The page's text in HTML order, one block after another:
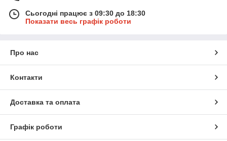
Сьогодні працює з 09:30 до 18:30
Показати весь графік роботи
Про нас
Контакти
Доставка та оплата
Графік роботи